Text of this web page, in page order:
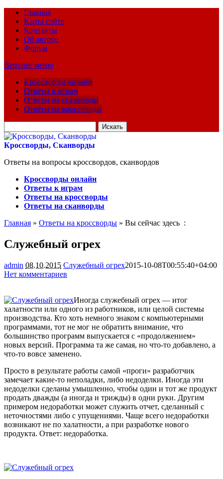
Главная
Карта сайта
Контакты
Об авторе
Форум
Верхнее меню
Кроссворды онлайн
Ответы к играм
Ответы на сканворды
Ответы на кроссворды
для:
Кроссворды, Сканворды
Ответы на вопросы кроссвордов, сканвордов
Кроссворды онлайн
Ответы к играм
Ответы на кроссворды
Ответы на сканворды
Главная » Ответы на кроссворды » Вы сейчас здесь :
Служебный огрех
admin 08.10.2015 Служебный огрех2015-10-08T00:55:40+04:00
Нет комментариев
Иногда служебный огрех — итог
халатности или одного из работников, или целой системы
производства. Кто хоть немного знаком с компьютерными
программами, тот не мог не обратить внимание, что
большинство программ выпускается с «продолжением»
новых версий. Программа та же самая, но что-то добавлено, а
что-то вовсе заменено.
Просто в результате работы самой «проги» разработчик
замечает какие-то неполадки, либо недоделки. Иногда эти
недоделки сделаны умышленно, чтобы один и тот же продукт
продать дважды (а иногда и трижды) в одни руки. Другим
примером недоработки может служить отчет, сделанный с
неточностями либо с упущениями. Чаще всего недоработки
возникают не по халатности, а при разработке нового
продукта. Ответ: недоработка.